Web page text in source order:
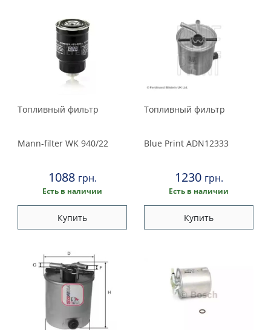
Топливный фильтр
Mann-filter WK 940/22
1088 грн.
Есть в наличии
Купить
Топливный фильтр
Blue Print ADN12333
1230 грн.
Есть в наличии
Купить